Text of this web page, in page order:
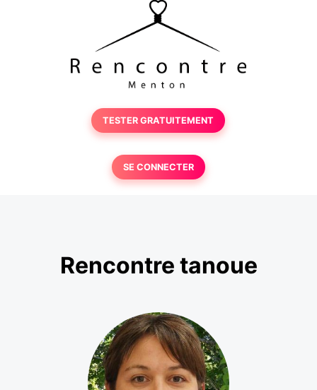
TESTER GRATUITEMENT
SE CONNECTER
Rencontre tanoue